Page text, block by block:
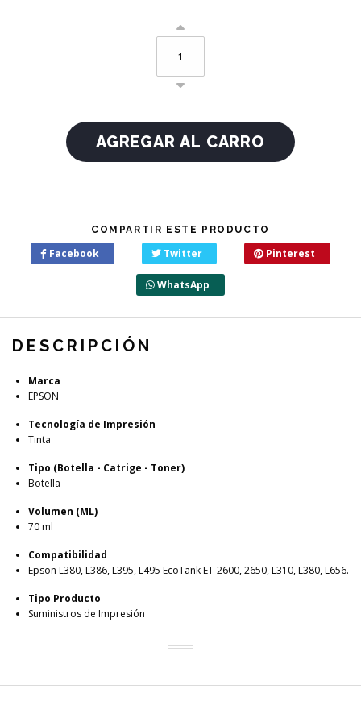
COMPARTIR ESTE PRODUCTO
Facebook Twitter Pinterest
WhatsApp
DESCRIPCIÓN
Marca
EPSON
Tecnología de Impresión
Tinta
Tipo (Botella - Catrige - Toner)
Botella
Volumen (ML)
70 ml
Compatibilidad
Epson L380, L386, L395, L495 EcoTank ET-2600, 2650, L310, L380, L656.
Tipo Producto
Suministros de Impresión